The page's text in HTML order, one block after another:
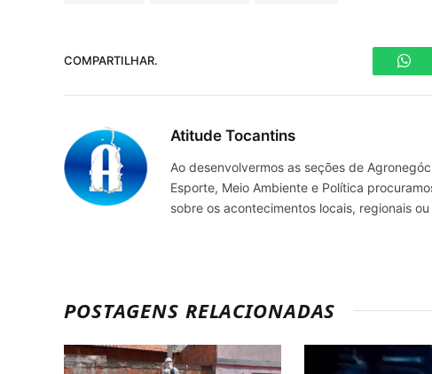
COMPARTILHAR.
Atitude Tocantins
Ao desenvolvermos as seções de
Esporte, Meio Ambiente e Política
sobre os acontecimentos locais, regionais
POSTAGENS RELACIONADAS